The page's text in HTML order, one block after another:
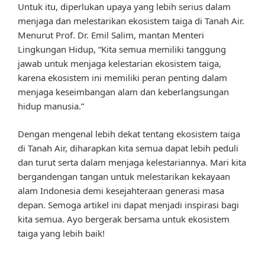
Untuk itu, diperlukan upaya yang lebih serius dalam
menjaga dan melestarikan ekosistem taiga di Tanah Air.
Menurut Prof. Dr. Emil Salim, mantan Menteri
Lingkungan Hidup, “Kita semua memiliki tanggung
jawab untuk menjaga kelestarian ekosistem taiga,
karena ekosistem ini memiliki peran penting dalam
menjaga keseimbangan alam dan keberlangsungan
hidup manusia.”
Dengan mengenal lebih dekat tentang ekosistem taiga
di Tanah Air, diharapkan kita semua dapat lebih peduli
dan turut serta dalam menjaga kelestariannya. Mari kita
bergandengan tangan untuk melestarikan kekayaan
alam Indonesia demi kesejahteraan generasi masa
depan. Semoga artikel ini dapat menjadi inspirasi bagi
kita semua. Ayo bergerak bersama untuk ekosistem
taiga yang lebih baik!